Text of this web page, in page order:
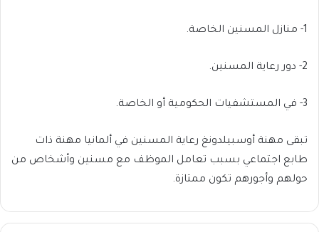
1- منازل المسنين الخاصة.
2- دور رعاية المسنين.
3- في المستشفيات الحكومية أو الخاصة.
تبقى مهنة أوسبيلدونغ رعاية المسنين في ألمانيا مهنة ذات
طابع اجتماعي بسبب تعامل الموظف مع مسنين وأشخاص من
حولهم وأجورهم تكون ممتازة.